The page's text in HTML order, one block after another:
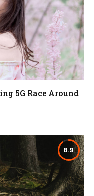
5G Race Around
8.9